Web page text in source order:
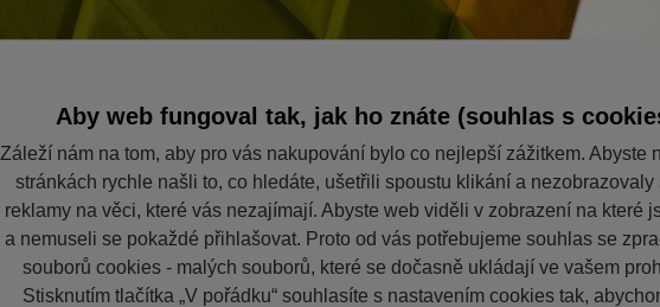
Aby web fungoval tak, jak ho znáte (souhlas s
Záleží nám na tom, aby pro vás nakupování bylo co nejlepší zážitkem. Abyste
stránkách rychle našli to, co hledáte, ušetřili spoustu klikání a nezobrazovaly
reklamy na věci, které vás nezajímají. Abyste web viděli v zobrazení na které
a nemuseli se pokaždé přihlašovat. Proto od vás potřebujeme souhlas se
souborů cookies - malých souborů, které se dočasně ukládají ve vašem
Stisknutím tlačítka „V pořádku“ souhlasíte s nastavením cookies tak,